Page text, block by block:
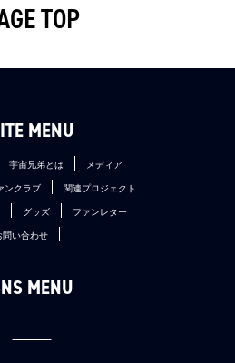
TOP
MENU
宇宙兄弟とは メディア
ンクラブ 関連プロジェクト
グッズ ファンレター
問い合わせ
MENU